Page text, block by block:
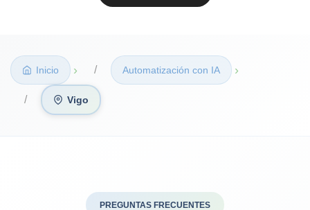
Inicio › Automatización con IA ›
Vigo
PREGUNTAS FRECUENTES